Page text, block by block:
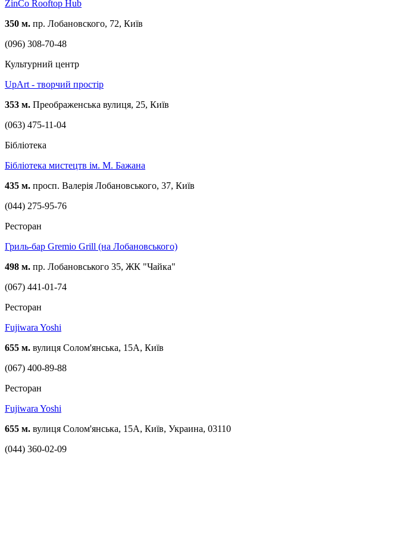
ZinCo Rooftop Hub
350 м. пр. Лобановского, 72, Київ
(096) 308-70-48
Культурний центр
UpArt - творчий простір
353 м. Преображенська вулиця, 25, Київ
(063) 475-11-04
Бібліотека
Бібліотека мистецтв ім. М. Бажана
435 м. просп. Валерія Лобановського, 37, Київ
(044) 275-95-76
Ресторан
Гриль-бар Gremio Grill (на Лобановського)
498 м. пр. Лобановського 35, ЖК "Чайка"
(067) 441-01-74
Ресторан
Fujiwara Yoshi
655 м. вулиця Солом'янська, 15A, Київ
(067) 400-89-88
Ресторан
Fujiwara Yoshi
655 м. вулиця Солом'янська, 15A, Київ, Украина, 03110
(044) 360-02-09